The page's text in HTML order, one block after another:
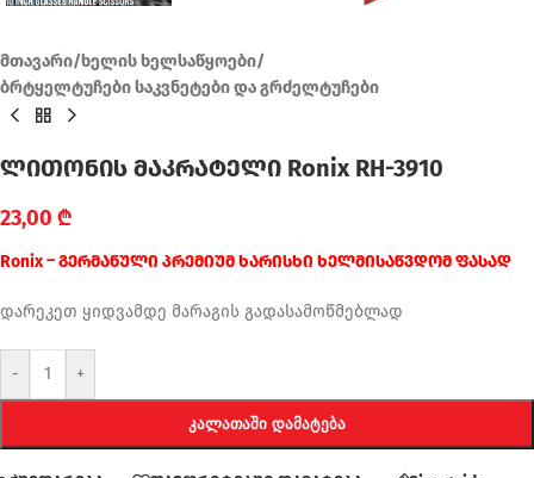
მთავარი/ხელის ხელსაწყოები/
ბრტყელტუჩები საკვნეტები და გრძელტუჩები
ლითონის მაკრატელი Ronix RH-3910
23,00 ₾
Ronix – გერმანული პრემიუმ ხარისხი ხელმისაწვდომ ფასად
დარეკეთ ყიდვამდე მარაგის გადასამოწმებლად
- +
ᲙᲐᲚᲐᲗᲐᲨᲘ ᲓᲐᲛᲐᲢᲔᲑᲐ